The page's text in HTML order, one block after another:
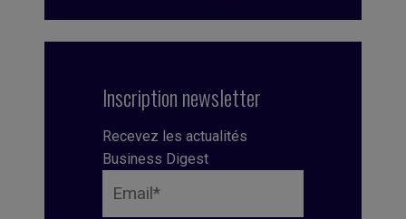
Inscription newsletter
Recevez les actualités
Business Digest